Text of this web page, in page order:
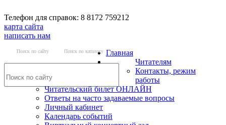
Телефон для справок: 8 8172 759212
карта сайта
написать нам
Поиск по сайту Поиск по каталогу Главная
Читателям
Контакты, режим
работы
Читательский билет ОНЛАЙН
Ответы на часто задаваемые вопросы
Личный кабинет
Календарь событий